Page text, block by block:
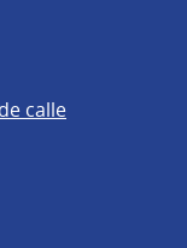
calle